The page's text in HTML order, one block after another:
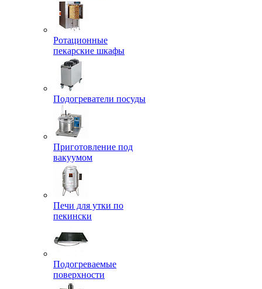
Ротационные
пекарские шкафы
Подогреватели посуды
Приготовление под
вакуумом
Печи для утки по
пекински
Подогреваемые
поверхности